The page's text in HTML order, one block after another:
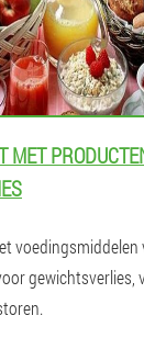
MET
voedingsmiddelen
gewichtsverlies,